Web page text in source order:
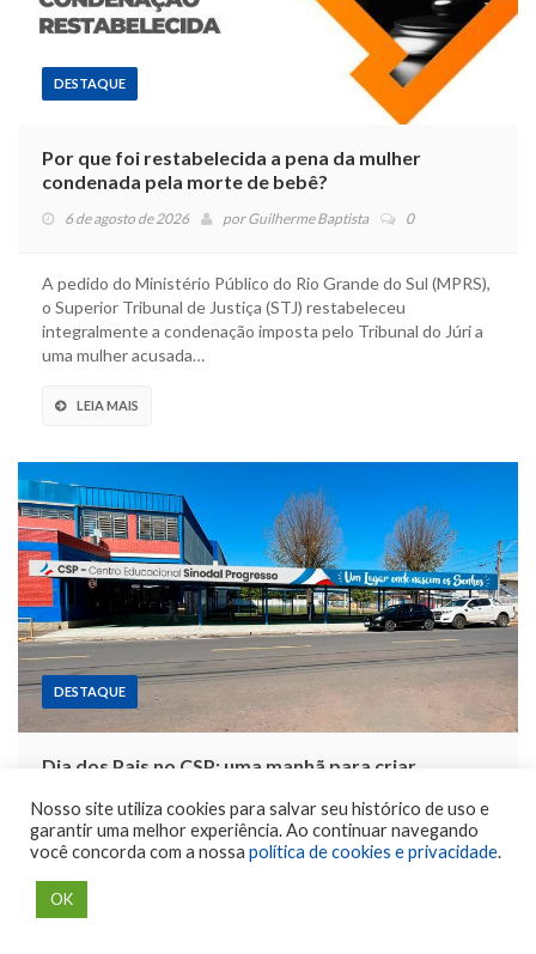
DESTAQUE
Por que foi restabelecida a pena da mulher
condenada pela morte de bebê?
6 de agosto de 2026 porGuilherme Baptista 0
A pedido do Ministério Público do Rio Grande do Sul (MPRS),
o Superior Tribunal de Justiça (STJ) restabeleceu
integralmente a condenação imposta pelo Tribunal do Júri a
uma mulher acusada…
LEIA MAIS
DESTAQUE
Dia dos Pais no CSP: uma manhã para criar
6 de agosto de 2026 porGuilherme Baptista 0
Neste sábado, 8 de agosto, o Colégio Sinodal Progresso –
Unidade Montenegro, convida pais, filhos e toda a
Nosso site utiliza cookies para salvar seu histórico de uso e
garantir uma melhor experiência. Ao continuar navegando
você concorda com a nossa política de cookies e privacidade.
OK